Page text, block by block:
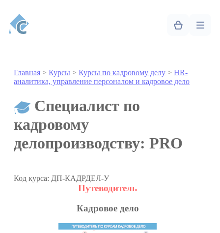
Главная > Курсы > Курсы по кадровому делу > HR-
аналитика, управление персоналом и кадровое дело
Специалист по
кадровому
делопроизводству: PRO
Код курса: ДП-КАДРДЕЛ-У
Путеводитель
Кадровое дело